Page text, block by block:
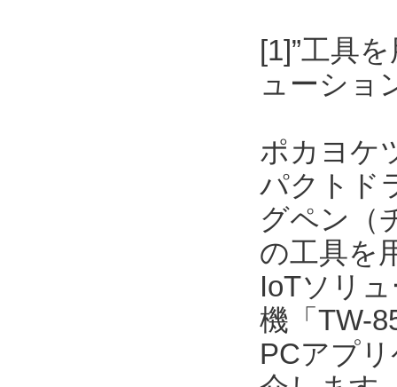
[1]”工具
ューショ
ポカヨケ
パクトド
グペン（
の工具を
IoTソリ
機「TW-
PCアプ